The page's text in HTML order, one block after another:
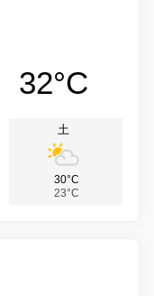
32°C
土
30°C
23°C